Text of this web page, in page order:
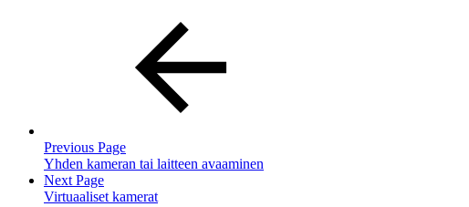
Previous Page
Yhden kameran tai laitteen avaaminen
Next Page
Virtuaaliset kamerat